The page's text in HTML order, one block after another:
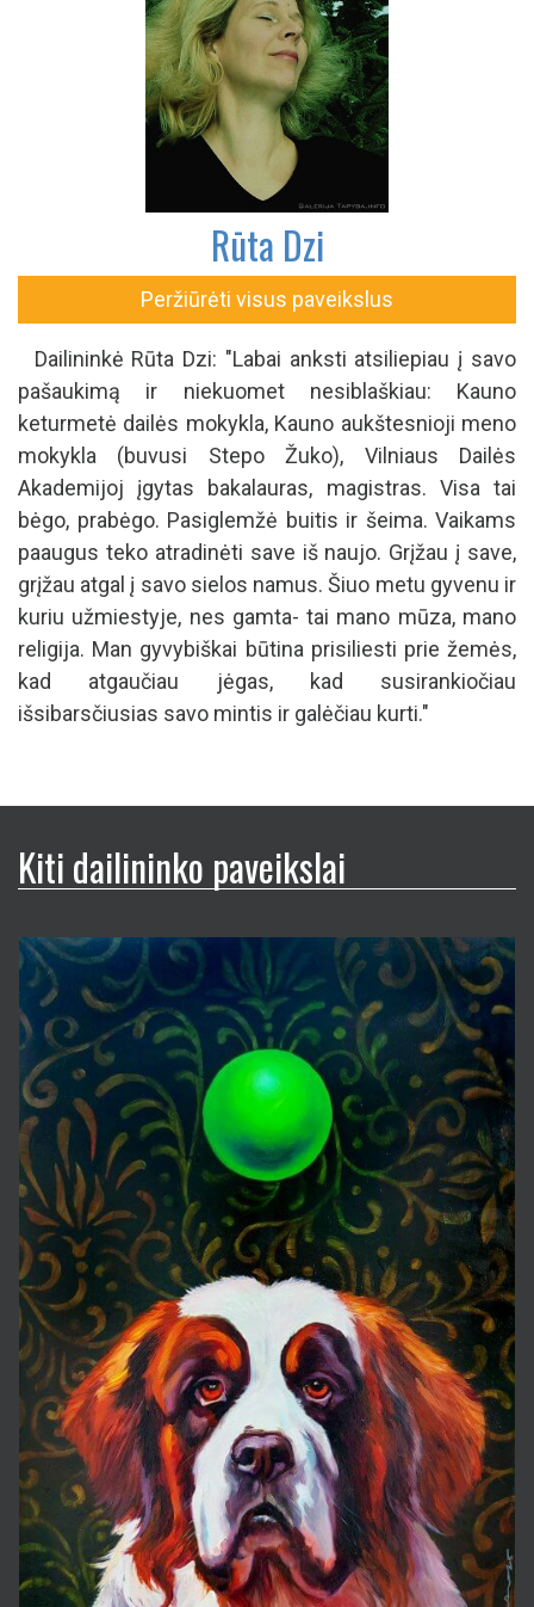
Rūta Dzi
Peržiūrėti visus paveikslus
Dailininkė Rūta Dzi: "Labai anksti atsiliepiau į savo
pašaukimą ir niekuomet nesiblaškiau: Kauno
keturmetė dailės mokykla, Kauno aukštesnioji meno
mokykla (buvusi Stepo Žuko), Vilniaus Dailės
Akademijoj įgytas bakalauras, magistras. Visa tai
bėgo, prabėgo. Pasiglemžė buitis ir šeima. Vaikams
paaugus teko atradinėti save iš naujo. Grįžau į save,
grįžau atgal į savo sielos namus. Šiuo metu gyvenu ir
kuriu užmiestyje, nes gamta- tai mano mūza, mano
religija. Man gyvybiškai būtina prisiliesti prie žemės,
kad atgaučiau jėgas, kad susirankiočiau
išsibarsčiusias savo mintis ir galėčiau kurti."
Kiti dailininko paveikslai